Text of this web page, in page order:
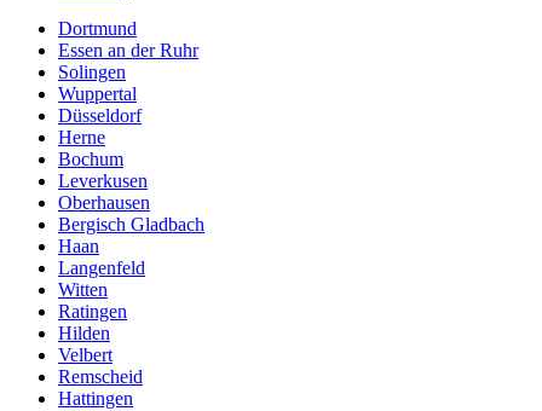
Dortmund
Essen an der Ruhr
Solingen
Wuppertal
Düsseldorf
Herne
Bochum
Leverkusen
Oberhausen
Bergisch Gladbach
Haan
Langenfeld
Witten
Ratingen
Hilden
Velbert
Remscheid
Hattingen